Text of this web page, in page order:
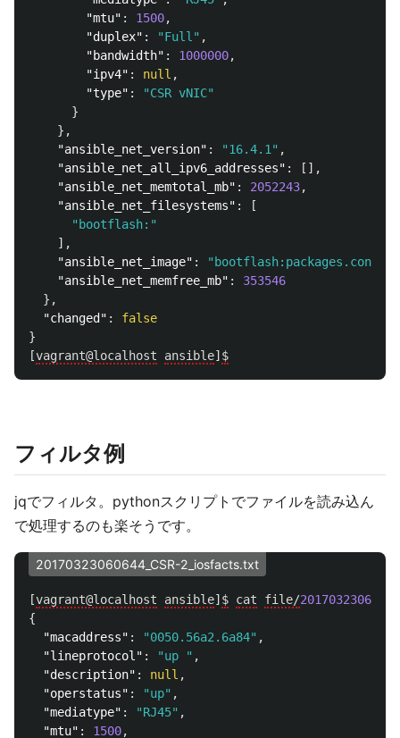
"mtu" : 1500,
"duplex" : "Full" ,
"bandwidth" : 1000000,
"ipv4" : null ,
"type" :
"CSR vNIC"
}
},
"ansible_net_version" : "16.4.1" ,
"ansible_net_all_ipv6_addresses" :
[],
"ansible_net_memtotal_mb" : 2052243,
"ansible_net_filesystems" :
[
"bootflash:"
],
"ansible_net_image" : "bootflash:packages.conf"
"ansible_net_memfree_mb" :
353546
},
"changed" :
false
}
[vagrant@localhost ansible] $
フィルタ例
jqでフィルタ。pythonスクリプトでファイルを読み込ん
で処理するのも楽そうです。
20170323060644_CSR-2_iosfacts.txt
[vagrant@localhost ansible] $ cat file/20170323060644
{
"macaddress" : "0050.56a2.6a84" ,
"lineprotocol" : "up " ,
"description" : null ,
"operstatus" : "up" ,
"mediatype" : "RJ45" ,
"mtu" : 1500,